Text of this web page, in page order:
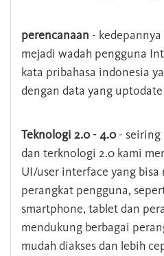
perencanaan -
mejadi wadah pengguna
kata pribahasa indonesia
dengan data yang
Teknologi 2.0 - 4.0- seiring
dan terknologi 2.0 kami
UI/user interface yang bisa
perangkat pengguna,
smartphone, tablet dan
mendukung berbagai
mudah diakses dan lebih